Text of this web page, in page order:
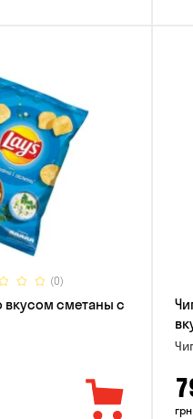
(0)
вкусом сметаны с